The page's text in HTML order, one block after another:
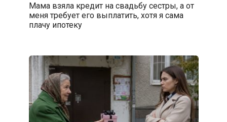
Мама взяла кредит на свадьбу сестры, а от
меня требует его выплатить, хотя я сама
плачу ипотеку